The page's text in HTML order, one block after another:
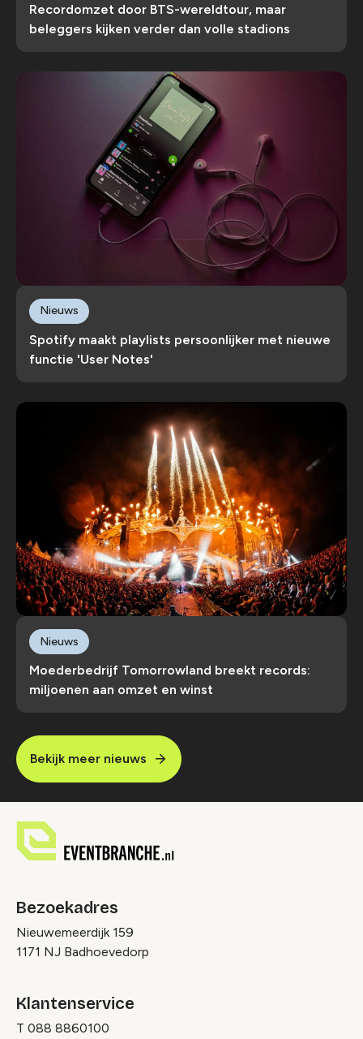
Recordomzet door BTS-wereldtour, maar
beleggers kijken verder dan volle stadions
Spotify maakt playlists persoonlijker met nieuwe
functie 'User Notes'
Nieuws
Moederbedrijf Tomorrowland breekt records:
miljoenen aan omzet en winst
Nieuws
Bekijk meer nieuws
Bezoekadres
Nieuwemeerdijk 159
1171 NJ Badhoevedorp
Klantenservice
T 088 8860100